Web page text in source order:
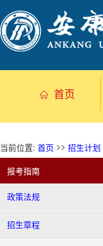
首页
当前位置: 首页 >> 招生计划
报考指南
政策法规
招生章程